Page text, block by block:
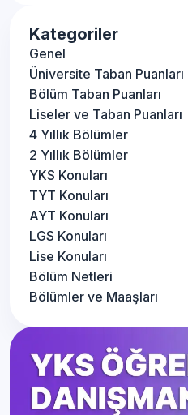
Kategoriler
Genel
Üniversite Taban Puanları
Bölüm Taban Puanları
Liseler ve Taban Puanları
4 Yıllık Bölümler
2 Yıllık Bölümler
YKS Konuları
TYT Konuları
AYT Konuları
LGS Konuları
Lise Konuları
Bölüm Netleri
Bölümler ve Maaşları